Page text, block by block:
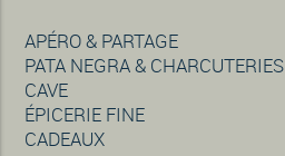
APÉRO & PARTAGE
PATA NEGRA & CHARCUTERIES
CAVE
ÉPICERIE FINE
CADEAUX